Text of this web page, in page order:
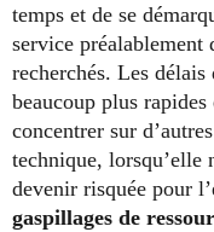
temps et de se
service
recherchés. Les
beaucoup plus
concentrer sur
technique, lorsqu’elle
devenir risquée pour
gaspillages de